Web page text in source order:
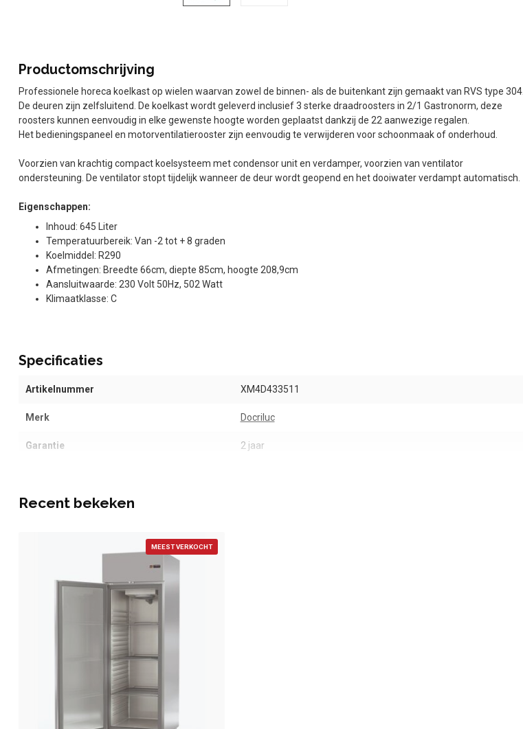
Productomschrijving
Professionele horeca koelkast op wielen waarvan zowel de binnen- als de buitenkant zijn gemaakt van RVS type 304.
De deuren zijn zelfsluitend. De koelkast wordt geleverd inclusief 3 sterke draadroosters in 2/1 Gastronorm, deze
roosters kunnen eenvoudig in elke gewenste hoogte worden geplaatst dankzij de 22 aanwezige regalen.
Het bedieningspaneel en motorventilatierooster zijn eenvoudig te verwijderen voor schoonmaak of onderhoud.
Voorzien van krachtig compact koelsysteem met condensor unit en verdamper, voorzien van ventilator
ondersteuning. De ventilator stopt tijdelijk wanneer de deur wordt geopend en het dooiwater verdampt automatisch.
Eigenschappen:
Inhoud: 645 Liter
Temperatuurbereik: Van -2 tot + 8 graden
Koelmiddel: R290
Afmetingen: Breedte 66cm, diepte 85cm, hoogte 208,9cm
Aansluitwaarde: 230 Volt 50Hz, 502 Watt
Klimaatklasse: C
Specificaties
Artikelnummer XM4D433511
Merk Docriluc
Garantie 2 jaar
Recent bekeken
MEEST VERKOCHT